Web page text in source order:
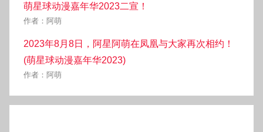
萌星球动漫嘉年华2023二宣！
作者：阿萌
2023年8月8日，阿星阿萌在凤凰与大家再次相约！
(萌星球动漫嘉年华2023)
作者：阿萌